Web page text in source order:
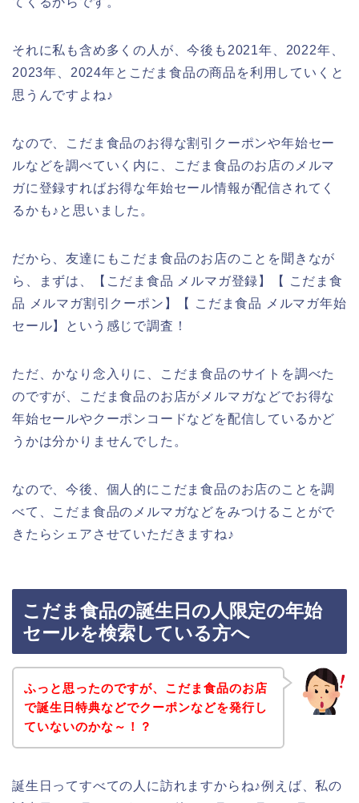
それに私も含め多くの人が、今後も2021年、2022年、
2023年、2024年とこだま食品の商品を利用していくと
思うんですよね♪
なので、こだま食品のお得な割引クーポンや年始セー
ルなどを調べていく内に、こだま食品のお店のメルマ
ガに登録すればお得な年始セール情報が配信されてく
るかも♪と思いました。
だから、友達にもこだま食品のお店のことを聞きなが
ら、まずは、【こだま食品 メルマガ登録】【 こだま食
品 メルマガ割引クーポン】【 こだま食品 メルマガ年始
セール】という感じで調査！
ただ、かなり念入りに、こだま食品のサイトを調べた
のですが、こだま食品のお店がメルマガなどでお得な
年始セールやクーポンコードなどを配信しているかど
うかは分かりませんでした。
なので、今後、個人的にこだま食品のお店のことを調
べて、こだま食品のメルマガなどをみつけることがで
きたらシェアさせていただきますね♪
こだま食品の誕生日の人限定の年始
セールを検索している方へ
ふっと思ったのですが、こだま食品のお店
で誕生日特典などでクーポンなどを発行し
ていないのかな～！？
誕生日ってすべての人に訪れますからね♪例えば、私の